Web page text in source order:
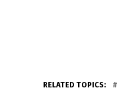
RELATED TOPICS: